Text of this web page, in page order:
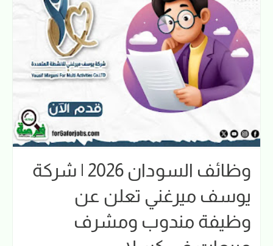
وظائف السودان 2026 | شركة
يوسف ميرغني تعلن عن
وظيفة مندوب ومشرف